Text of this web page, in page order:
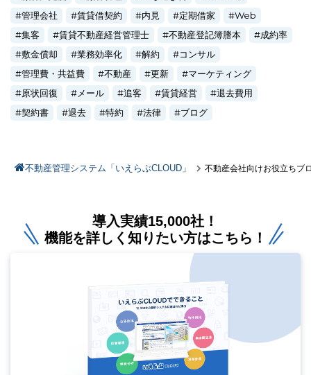
管理会社
賃貸借契約 内見 定期借家
Web
集客
賃貸不動産経営管理士 不動産登記簿謄本
成約率
敷金償却
業務効率化 解約
コンサル
管理費・共益費
不動産 更新
マーケティング
原状回復
メール 追客 賃貸経営
退去費用
契約書
退去 特約 法律 ブログ
不動産管理システム「いえらぶCLOUD」 不動産会社向けお役立ちブ
導入実績15,000社！
機能を詳しく知りたい方はこちら！